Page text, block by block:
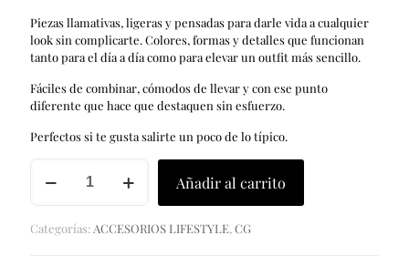
Piezas llamativas, ligeras y pensadas para darle vida a cualquier
look sin complicarte. Colores, formas y detalles que funcionan
tanto para el día a día como para elevar un outfit más sencillo.
Fáciles de combinar, cómodos de llevar y con ese punto
diferente que hace que destaquen sin esfuerzo.
Perfectos si te gusta salirte un poco de lo típico.
WESTERN
Añadir al carrito
Categorías: ACCESORIOS LIFESTYLE, CG